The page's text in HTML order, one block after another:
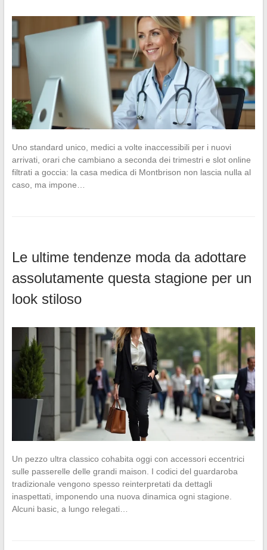
Uno standard unico, medici a volte inaccessibili per i nuovi
arrivati, orari che cambiano a seconda dei trimestri e slot online
filtrati a goccia: la casa medica di Montbrison non lascia nulla al
caso, ma impone…
Le ultime tendenze moda da adottare
assolutamente questa stagione per un
look stiloso
Un pezzo ultra classico cohabita oggi con accessori eccentrici
sulle passerelle delle grandi maison. I codici del guardaroba
tradizionale vengono spesso reinterpretati da dettagli
inaspettati, imponendo una nuova dinamica ogni stagione.
Alcuni basic, a lungo relegati…